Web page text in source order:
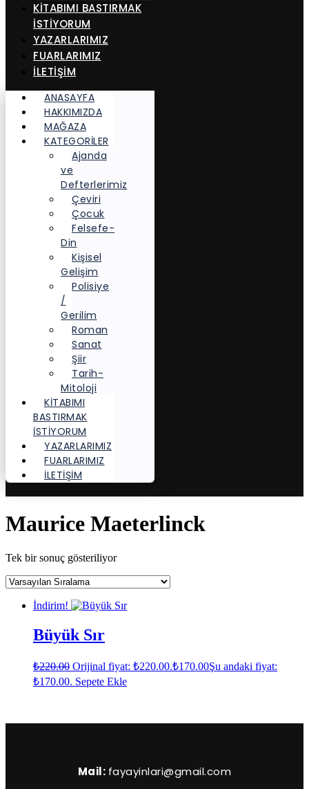
KITABIMI BASTIRMAK
İSTIYORUM
YAZARLARIMIZ
FUARLARIMIZ
İLETİŞİM
ANASAYFA
HAKKIMIZDA
MAĞAZA
KATEGORİLER
Ajanda
ve
Defterlerimiz
Çeviri
Çocuk
Felsefe-
Din
Kişisel
Gelişim
Polisiye
/
Gerilim
Roman
Sanat
Şiir
Tarih-
Mitoloji
KITABIMI
BASTIRMAK
İSTIYORUM
YAZARLARIMIZ
FUARLARIMIZ
İLETİŞİM
Maurice Maeterlinck
Tek bir sonuç gösteriliyor
İndirim!
Büyük Sır
₺220.00 Orijinal fiyat: ₺220.00.₺170.00Şu andaki fiyat:
₺170.00. Sepete Ekle
Mail: fayayinlari@gmail.com